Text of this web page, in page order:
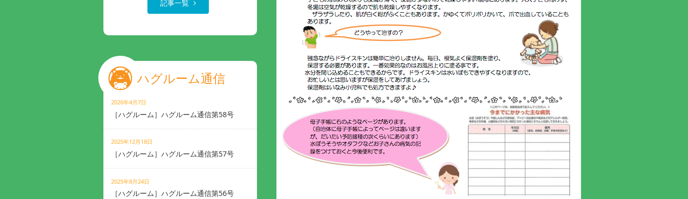
記事一覧
ハグルーム通信
2026年4月7日
［ハグルーム］ハグルーム通信第58号
2025年12月18日
［ハグルーム］ハグルーム通信第57号
2025年8月24日
［ハグルーム］ハグルーム通信第56号